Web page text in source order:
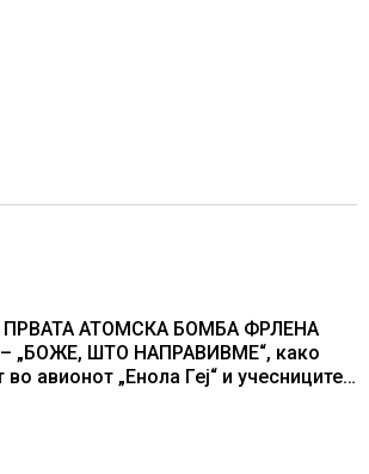
АТОМСКА БОМБА ФРЛЕНА
„БОЖЕ, ШТО НАПРАВИВМЕ“, како
авионот „Енола Геј“ и учесниците
историјата